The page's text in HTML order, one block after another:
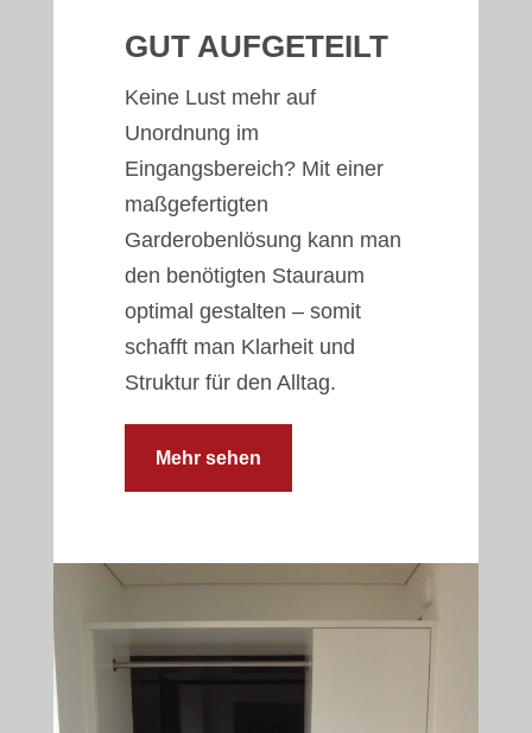
GUT AUFGETEILT
Keine Lust mehr auf
Unordnung im
Eingangsbereich? Mit einer
maßgefertigten
Garderobenlösung kann man
den benötigten Stauraum
optimal gestalten – somit
schafft man Klarheit und
Struktur für den Alltag.
Mehr sehen